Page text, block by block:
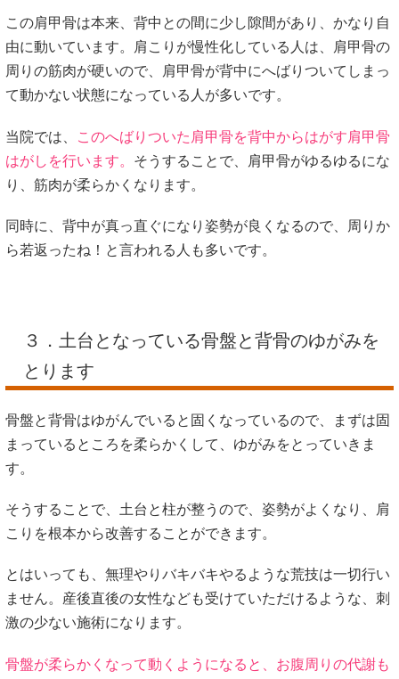
この肩甲骨は本来、背中との間に少し隙間があり、かなり自
由に動いています。肩こりが慢性化している人は、肩甲骨の
周りの筋肉が硬いので、肩甲骨が背中にへばりついてしまっ
て動かない状態になっている人が多いです。
当院では、
このへばりついた肩甲骨を背中からはがす肩甲骨
はがしを行います。 そうすることで、肩甲骨がゆるゆるにな
り、筋肉が柔らかくなります。
同時に、背中が真っ直ぐになり姿勢が良くなるので、周りか
ら若返ったね！と言われる人も多いです。
３．土台となっている骨盤と背骨のゆがみを
とります
骨盤と背骨はゆがんでいると固くなっているので、まずは固
まっているところを柔らかくして、ゆがみをとっていきま
す。
そうすることで、土台と柱が整うので、姿勢がよくなり、肩
こりを根本から改善することができます。
とはいっても、無理やりバキバキやるような荒技は一切行い
ません。産後直後の女性なども受けていただけるような、刺
激の少ない施術になります。
骨盤が柔らかくなって動くようになると、お腹周りの代謝も